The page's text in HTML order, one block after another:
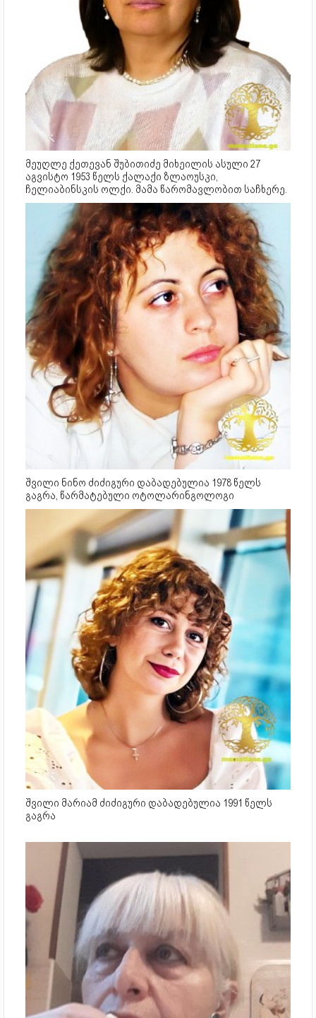
მეუღლე ქეთევან შუბითიძე მიხეილის ასული 27
აგვისტო 1953 წელს ქალაქი ზლაოუსკი,
ჩელიაბინსკის ოლქი. მამა წარომავლობით საჩხერე.
შვილი ნინო ძიძიგური დაბადებულია 1978 წელს
გაგრა, წარმატებული ოტოლარინგოლოგი
შვილი მარიამ ძიძიგური დაბადებულია 1991 წელს
გაგრა